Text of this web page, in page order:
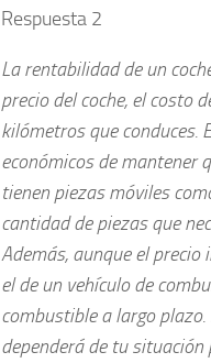
Respuesta 2
La rentabilidad de un
precio del coche, el costo
kilómetros que conduces.
económicos de mantener
tienen piezas móviles
cantidad de piezas que
Además, aunque el precio
el de un vehículo de
combustible a largo
dependerá de tu situación